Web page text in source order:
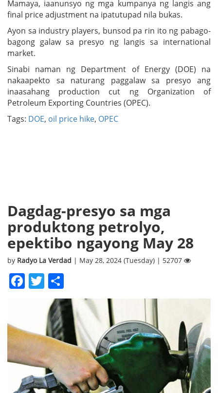
Mamaya, iaanunsyo ng mga kumpanya ng langis ang
final price adjustment na ipatutupad nila bukas.
Ayon sa industry players, bunsod pa rin ito ng pabago-
bagong galaw sa presyo ng langis sa international
market.
Sinabi naman ng Department of Energy (DOE) na
nakaapekto sa naturang paggalaw sa presyo ang
inaasahang production cut ng Organization of
Petroleum Exporting Countries (OPEC).
Tags: DOE, oil price hike, OPEC
Dagdag-presyo sa mga
produktong petrolyo,
epektibo ngayong May 28
by Radyo La Verdad | May 28, 2024 (Tuesday) | 52707
Facebook
Twitter